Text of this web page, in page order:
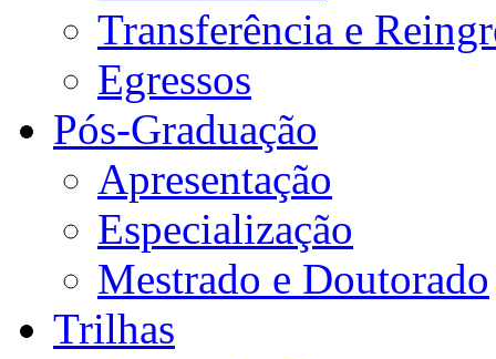
Transferência e
Egressos
Pós-Graduação
Apresentação
Especialização
Mestrado e Doutorado
Trilhas